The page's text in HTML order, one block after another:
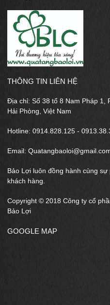
THÔNG TIN LIÊN HỆ
Địa chỉ: Số 38 tổ 8 Nam Pháp 1,
Hải Phòng, Việt Nam
Hotline: 0914.828.125 -
Email:
Bảo Lợi luôn đồng hành cùng
khách hàng.
Copyright © 2018 Công ty cổ
Bảo Lợi
GOOGLE MAP